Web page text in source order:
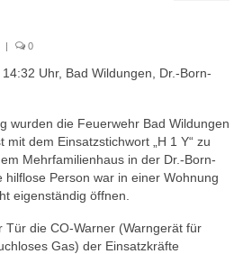
1996
| 0
Uhr, Bad Wildungen, Dr.-Born-
wurden die Feuerwehr Bad Wildungen
mit dem Einsatzstichwort „H 1 Y“ zu
Mehrfamilienhaus in der Dr.-Born-
hilflose Person war in einer Wohnung
eigenständig öffnen.
Tür die CO-Warner (Warngerät für
Gas) der Einsatzkräfte